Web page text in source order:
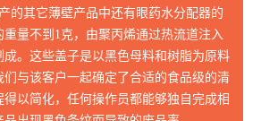
的其它薄壁产品中还有眼药水分配器的
量不到1克，由聚丙烯通过热流道注入
成。这些盖子是以黑色母料和树脂为原料
与该客户一起确定了合适的食品级的清
以简化，任何操作员都能够独自完成相